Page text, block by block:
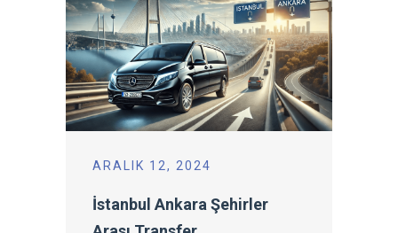
ARALIK 12, 2024
İstanbul Ankara Şehirler